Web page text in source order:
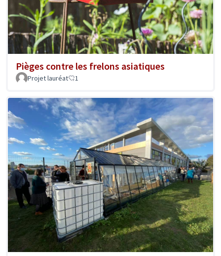
Pièges contre les frelons asiatiques
Projet lauréat 1